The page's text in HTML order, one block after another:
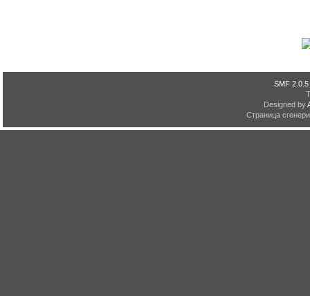
SMF 2.0.5
Designed by
Страница